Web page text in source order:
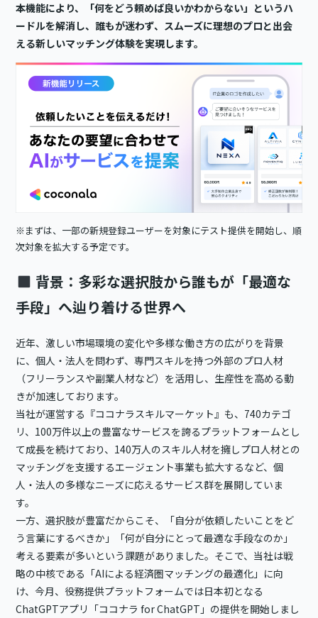
本機能により、「何をどう頼めば良いかわからない」というハ
ードルを解消し、誰もが迷わず、スムーズに理想のプロと出会
える新しいマッチング体験を実現します。
※まずは、一部の新規登録ユーザーを対象にテスト提供を開始し、順
次対象を拡大する予定です。
背景：多彩な選択肢から誰もが「最適な
手段」へ辿り着ける世界へ
近年、激しい市場環境の変化や多様な働き方の広がりを背景
に、個人・法人を問わず、専門スキルを持つ外部のプロ人材
（フリーランスや副業人材など）を活用し、生産性を高める動
きが加速しております。
当社が運営する『ココナラスキルマーケット』も、740カテゴ
リ、100万件以上の豊富なサービスを誇るプラットフォームとし
て成長を続けており、140万人のスキル人材を擁しプロ人材との
マッチングを支援するエージェント事業も拡大するなど、個
人・法人の多様なニーズに応えるサービス群を展開していま
す。
一方、選択肢が豊富だからこそ、「自分が依頼したいことをど
う言葉にするべきか」「何が自分にとって最適な手段なのか」
考える要素が多いという課題がありました。そこで、当社は戦
略の中核である「AIによる経済圏マッチングの最適化」に向
け、今月、役務提供プラットフォームでは日本初となる
ChatGPTアプリ「ココナラ for ChatGPT」の提供を開始しまし